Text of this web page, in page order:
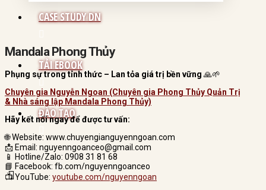
CASE STUDY DN
TẢI EBOOK
ĐÀO TẠO
Mandala Phong Thủy
Phụng sự trong tỉnh thức – Lan tỏa giá trị bền vững 🙏🌱
Chuyên gia Nguyễn Ngoan (Chuyên gia Phong Thủy Quản Trị
& Nhà sáng lập Mandala Phong Thủy)
Hãy kết nối ngay để được tư vấn:
🌐 Website: www.chuyengianguyenngoan.com
📩 Email: nguyenngoanceo@gmail.com
📱 Hotline/Zalo: 0908 31 81 68
📘 Facebook: fb.com/nguyenngoanceo
📺 YouTube: youtube.com/nguyenngoan